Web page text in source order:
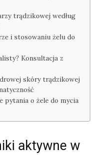
trądzikowej według
i stosowaniu żelu do
Konsultacja z
skóry trądzikowej
pytania o żele do mycia
aktywne w